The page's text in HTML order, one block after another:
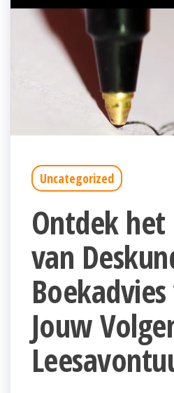
Uncategorized
Ontdek het
van
Jouw